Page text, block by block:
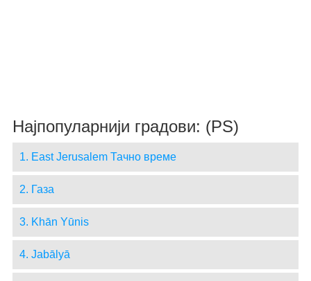
Најпопуларнији градови: (PS)
1. East Jerusalem Тачно време
2. Газа
3. Khān Yūnis
4. Jabālyā